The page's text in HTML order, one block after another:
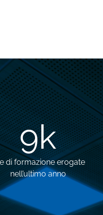
12k
di formazione erogate
nell’ultimo anno